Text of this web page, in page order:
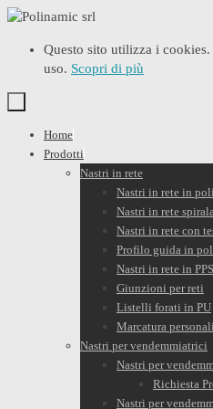
Vai
contenutoQuesto sito utilizza i
uso. Scopri di più
Home
Prodotti
Nastri in rete
Nastri in rete in
Nastri in rete
Nastri in rete con
Profilo guida in
Nastri in rete in PPS
Giunzioni per reti
Listelli forati in PU
Marcatura
Nastri per vendemmiatrici
Nastri per
Richiesta
Nastri per